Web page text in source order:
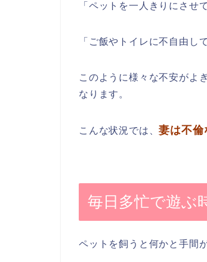
「ペットを一人きりにさせ
「ご飯やトイレに不自由し
このように様々な不安がよ
なります。
こんな状況では、妻は不倫
毎日多忙で遊ぶ
ペットを飼うと何かと手間